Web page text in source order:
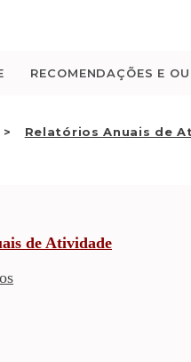
RECOMENDAÇÕES E
Relatórios Anuais de
QUEM
de Atividade